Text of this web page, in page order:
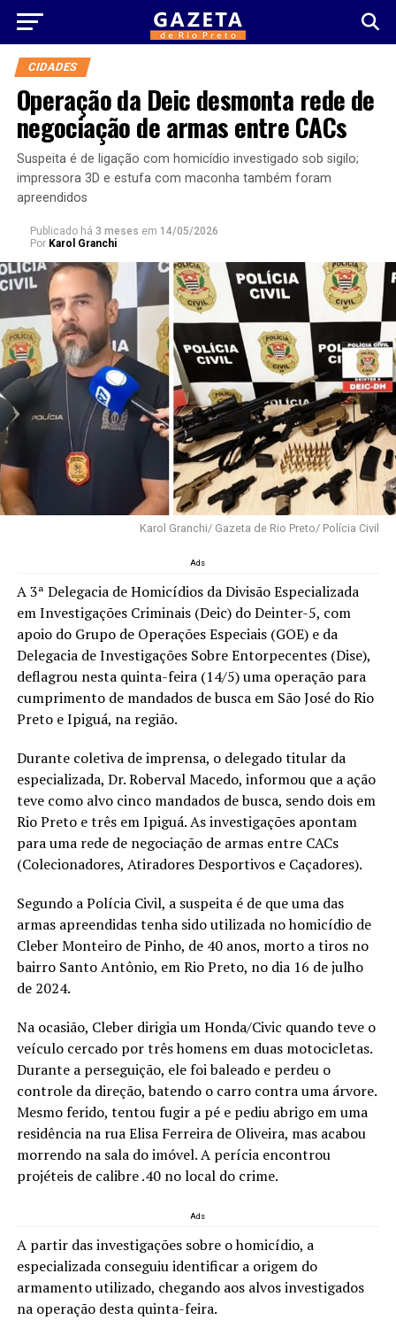
CIDADES
Operação da Deic desmonta rede de
negociação de armas entre CACs
Suspeita é de ligação com homicídio investigado sob sigilo;
impressora 3D e estufa com maconha também foram
apreendidos
Publicado há 3 meses em 14/05/2026
Por Karol Granchi
Karol Granchi/ Gazeta de Rio Preto/ Polícia Civil
Ads
A 3ª Delegacia de Homicídios da Divisão Especializada
em Investigações Criminais (Deic) do Deinter-5, com
apoio do Grupo de Operações Especiais (GOE) e da
Delegacia de Investigações Sobre Entorpecentes (Dise),
deflagrou nesta quinta-feira (14/5) uma operação para
cumprimento de mandados de busca em São José do Rio
Preto e Ipiguá, na região.
Durante coletiva de imprensa, o delegado titular da
especializada, Dr. Roberval Macedo, informou que a ação
teve como alvo cinco mandados de busca, sendo dois em
Rio Preto e três em Ipiguá. As investigações apontam
para uma rede de negociação de armas entre CACs
(Colecionadores, Atiradores Desportivos e Caçadores).
Segundo a Polícia Civil, a suspeita é de que uma das
armas apreendidas tenha sido utilizada no homicídio de
Cleber Monteiro de Pinho, de 40 anos, morto a tiros no
bairro Santo Antônio, em Rio Preto, no dia 16 de julho
de 2024.
Na ocasião, Cleber dirigia um Honda/Civic quando teve o
veículo cercado por três homens em duas motocicletas.
Durante a perseguição, ele foi baleado e perdeu o
controle da direção, batendo o carro contra uma árvore.
Mesmo ferido, tentou fugir a pé e pediu abrigo em uma
residência na rua Elisa Ferreira de Oliveira, mas acabou
morrendo na sala do imóvel. A perícia encontrou
projéteis de calibre .40 no local do crime.
Ads
A partir das investigações sobre o homicídio, a
especializada conseguiu identificar a origem do
armamento utilizado, chegando aos alvos investigados
na operação desta quinta-feira.